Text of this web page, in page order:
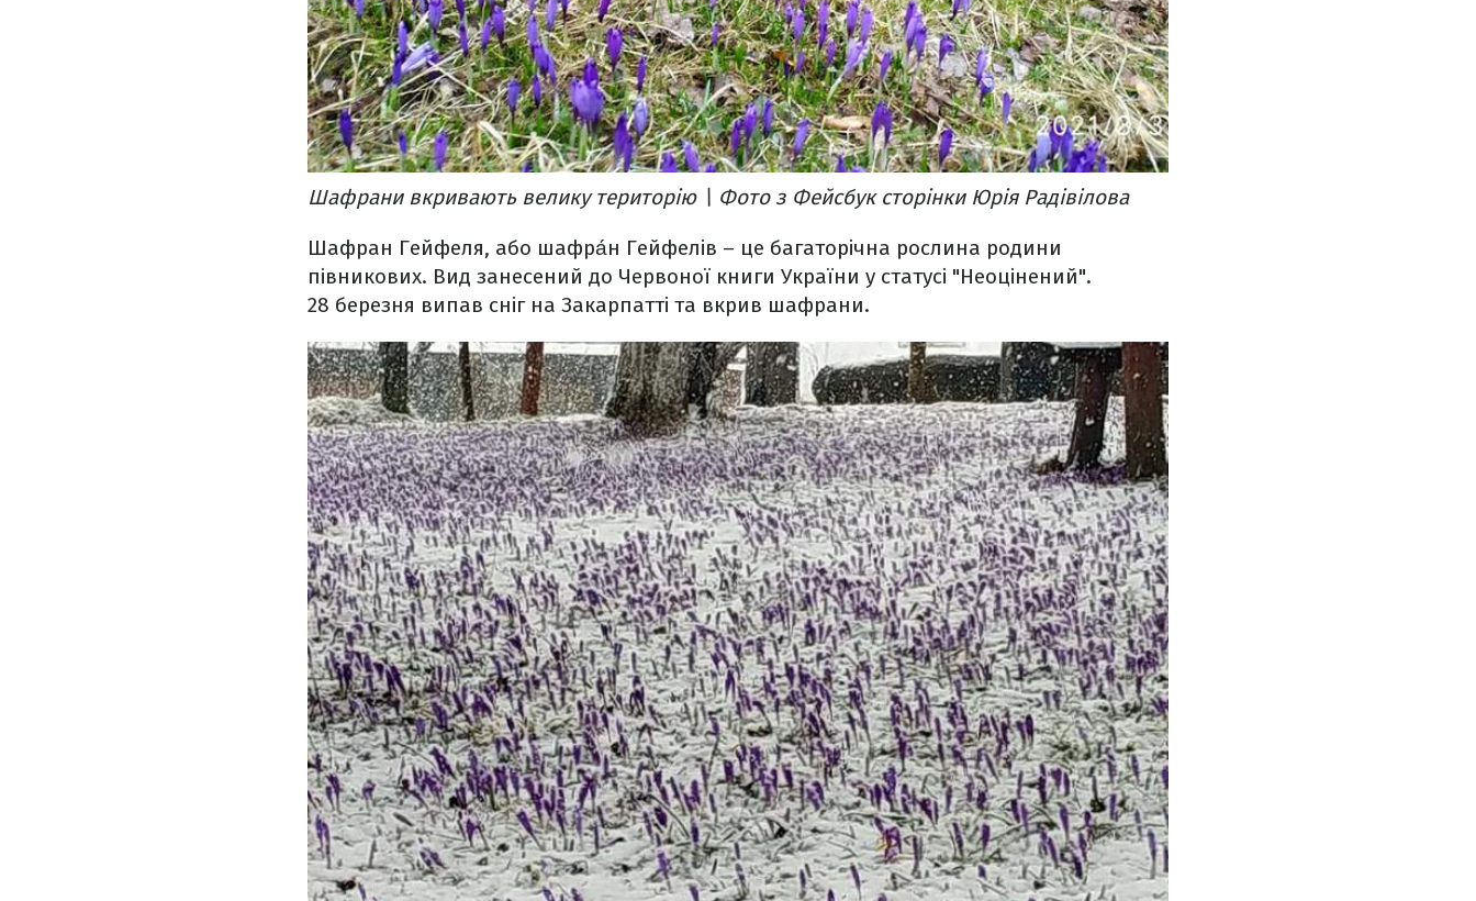
Шафрани вкривають велику територію \ Фото з Фейсбук сторінки Юрія Радівілова
Шафран Гейфеля, або шафра́н Гейфелів – це багаторічна рослина родини
півникових. Вид занесений до Червоної книги України у статусі "Неоцінений".
28 березня випав сніг на Закарпатті та вкрив шафрани.